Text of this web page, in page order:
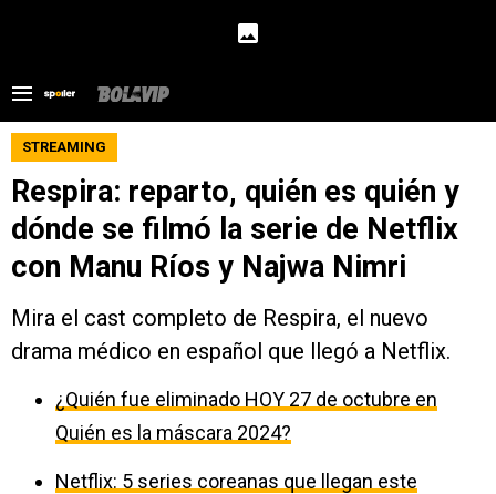
STREAMING
Respira: reparto, quién es quién y
dónde se filmó la serie de Netflix
con Manu Ríos y Najwa Nimri
Mira el cast completo de Respira, el nuevo
drama médico en español que llegó a Netflix.
¿Quién fue eliminado HOY 27 de octubre en
Quién es la máscara 2024?
Netflix: 5 series coreanas que llegan este